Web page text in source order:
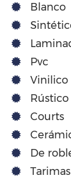
Blanco
Pvc
Vinilico
Rústico
Courts
De